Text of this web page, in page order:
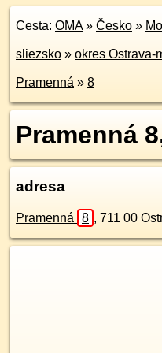
Cesta: OMA» Česko »
sliezsko » okres Ostrava-
Pramenná » 8
Pramenná
adresa
Pramenná 8 , 711 00